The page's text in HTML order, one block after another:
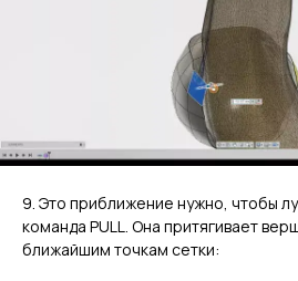
9. Это приближение нужно, чтобы
команда PULL. Она притягивает
ближайшим точкам сетки: